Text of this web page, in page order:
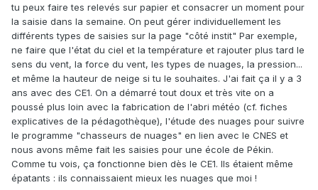
tu peux faire tes relevés sur papier et consacrer un moment pour
la saisie dans la semaine. On peut gérer individuellement les
différents types de saisies sur la page "côté instit" Par exemple,
ne faire que l'état du ciel et la température et rajouter plus tard le
sens du vent, la force du vent, les types de nuages, la pression...
et même la hauteur de neige si tu le souhaites. J'ai fait ça il y a 3
ans avec des CE1. On a démarré tout doux et très vite on a
poussé plus loin avec la fabrication de l'abri météo (cf. fiches
explicatives de la pédagothèque), l'étude des nuages pour suivre
le programme "chasseurs de nuages" en lien avec le CNES et
nous avons même fait les saisies pour une école de Pékin.
Comme tu vois, ça fonctionne bien dès le CE1. Ils étaient même
épatants : ils connaissaient mieux les nuages que moi !